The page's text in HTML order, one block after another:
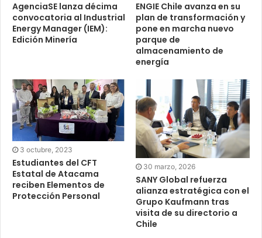
AgenciaSE lanza décima
convocatoria al Industrial
Energy Manager (IEM):
Edición Minería
ENGIE Chile avanza en su
plan de transformación y
pone en marcha nuevo
parque de
almacenamiento de
energía
3 octubre, 2023
Estudiantes del CFT
Estatal de Atacama
reciben Elementos de
Protección Personal
30 marzo, 2026
SANY Global refuerza
alianza estratégica con el
Grupo Kaufmann tras
visita de su directorio a
Chile